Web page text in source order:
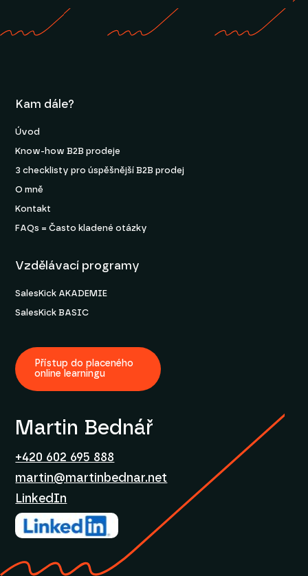
Kam dále?
Úvod
Know-how B2B prodeje
3 checklisty pro úspěšnější B2B prodej
O mně
Kontakt
FAQs = Často kladené otázky
Vzdělávací programy
SalesKick AKADEMIE
SalesKick BASIC
Přístup do placeného
online learningu
Martin Bednář
+420 602 695 888
martin@martinbednar.net
LinkedIn